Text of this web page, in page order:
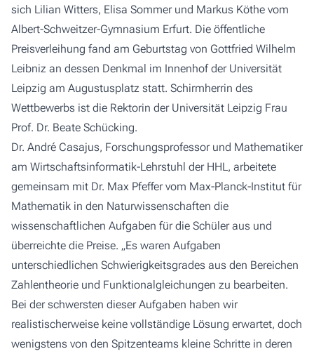
sich Lilian Witters, Elisa Sommer und Markus Köthe vom
Albert-Schweitzer-Gymnasium Erfurt. Die öffentliche
Preisverleihung fand am Geburtstag von Gottfried Wilhelm
Leibniz an dessen Denkmal im Innenhof der Universität
Leipzig am Augustusplatz statt. Schirmherrin des
Wettbewerbs ist die Rektorin der Universität Leipzig Frau
Prof. Dr. Beate Schücking.
Dr. André Casajus, Forschungsprofessor und Mathematiker
am Wirtschaftsinformatik-Lehrstuhl der HHL, arbeitete
gemeinsam mit Dr. Max Pfeffer vom Max-Planck-Institut für
Mathematik in den Naturwissenschaften die
wissenschaftlichen Aufgaben für die Schüler aus und
überreichte die Preise. „Es waren Aufgaben
unterschiedlichen Schwierigkeitsgrades aus den Bereichen
Zahlentheorie und Funktionalgleichungen zu bearbeiten.
Bei der schwersten dieser Aufgaben haben wir
realistischerweise keine vollständige Lösung erwartet, doch
wenigstens von den Spitzenteams kleine Schritte in deren